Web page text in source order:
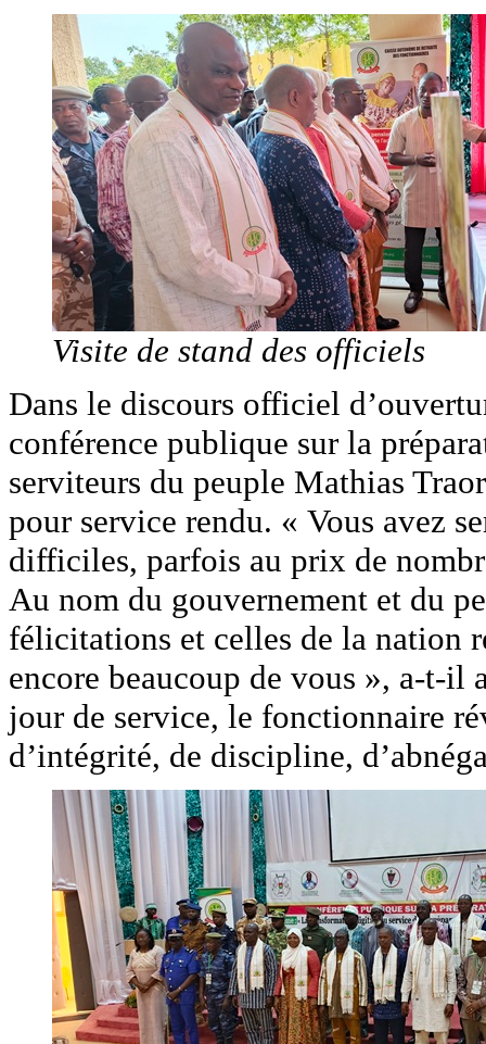
Visite de stand des officiels
Dans le discours officiel
conférence publique sur la
serviteurs du peuple Mathias
pour service rendu. « Vous avez
difficiles, parfois au prix de
Au nom du gouvernement et du
félicitations et celles de la nation
encore beaucoup de vous », a-t-il
jour de service, le fonctionnaire
d’intégrité, de discipline,